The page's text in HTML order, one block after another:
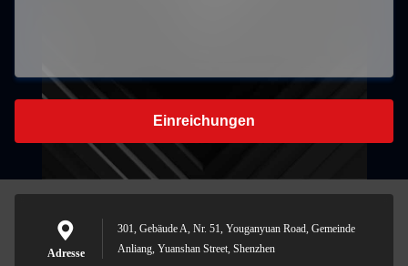
Einreichungen
Adresse
301, Gebäude A, Nr. 51, Youganyuan Road, Gemeinde
Anliang, Yuanshan Street, Shenzhen